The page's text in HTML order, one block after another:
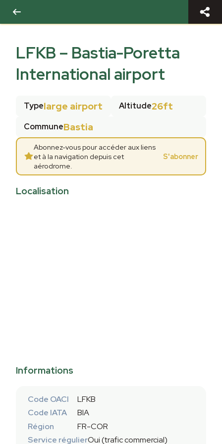
LFKB – Bastia-Poretta
International airport
Typelarge airport Altitude26ft
CommuneBastia
Abonnez-vous pour accéder aux liens
et à la navigation depuis cet
aérodrome.
S'abonner
Localisation
Informations
Code OACI
LFKB
Code IATA
BIA
Région
FR-COR
Service régulierOui (trafic commercial)